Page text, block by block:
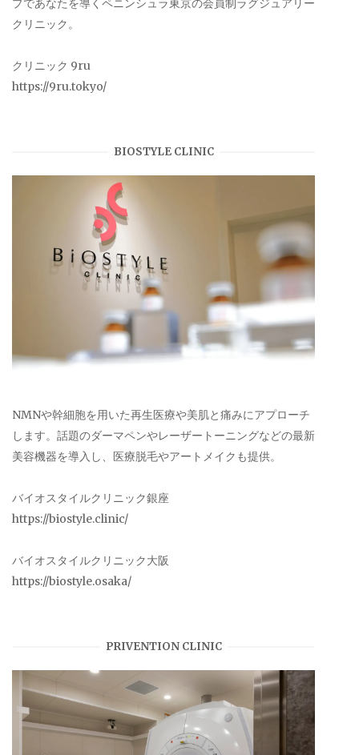
プであなたを導くペニンシュラ東京の会員制ラグジュアリー
クリニック。
クリニック 9ru
https://9ru.tokyo/
BIOSTYLE CLINIC
NMNや幹細胞を用いた再生医療や美肌と痛みにアプローチ
します。話題のダーマペンやレーザートーニングなどの最新
美容機器を導入し、医療脱毛やアートメイクも提供。
バイオスタイルクリニック銀座
https://biostyle.clinic/
バイオスタイルクリニック大阪
https://biostyle.osaka/
PRIVENTION CLINIC